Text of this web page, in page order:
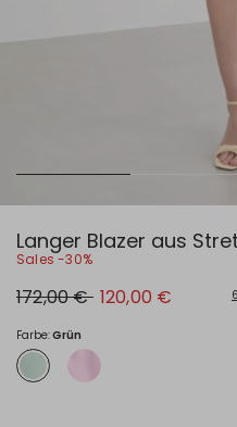
Langer Blazer aus
Sales -30%
Ursprünglicher
Preis
€
172,00 € Neuer
Preis
120,00 €
Farbe:Grün